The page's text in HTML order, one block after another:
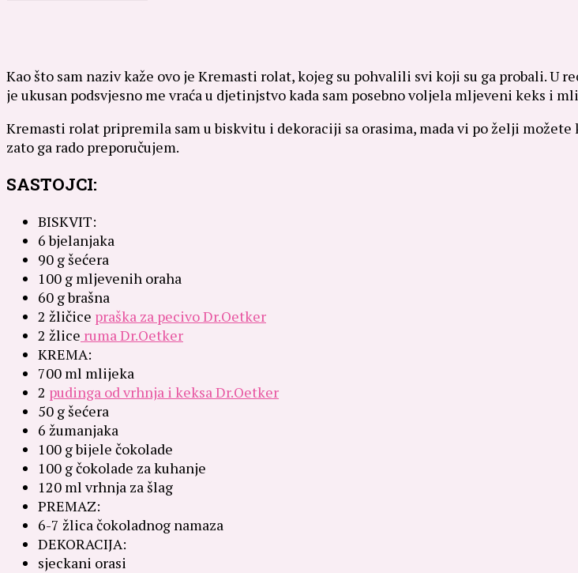
Kao što sam naziv kaže ovo je Kremasti rolat, kojeg su pohvalili svi koji su ga probali.U
je ukusan podsvjesno me vraća u djetinjstvo kada sam posebno voljela mljeveni keks i
Kremasti rolat pripremila sam u biskvitu i dekoraciji sa orasima, mada vi po želji
zato ga rado preporučujem.
SASTOJCI:
BISKVIT:
6 bjelanjaka
90 g šećera
100 g mljevenih oraha
60 g brašna
2 žličice praška za pecivo Dr.Oetker
2 žlice ruma Dr.Oetker
KREMA:
700 ml mlijeka
2 pudinga od vrhnja i keksa Dr.Oetker
50 g šećera
6 žumanjaka
100 g bijele čokolade
100 g čokolade za kuhanje
120 ml vrhnja za šlag
PREMAZ:
6-7 žlica čokoladnog namaza
DEKORACIJA:
sjeckani orasi